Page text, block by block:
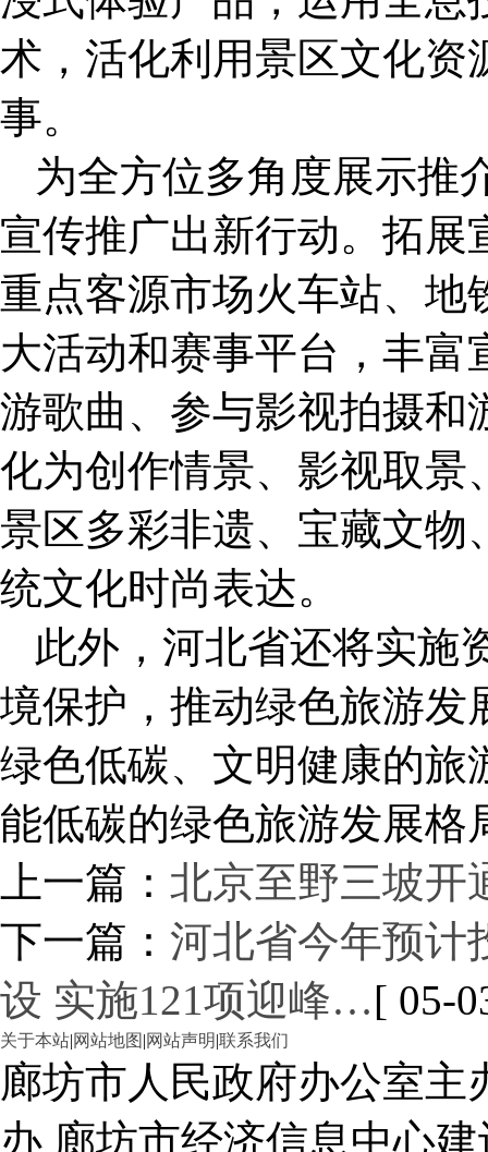
术，活化利用景区文化资
事。
为全方位多角度展示推
宣传推广出新行动。拓展
重点客源市场火车站、地
大活动和赛事平台，丰
游歌曲、参与影视拍摄和
化为创作情景、影视取景
景区多彩非遗、宝藏文物
统文化时尚表达。
此外，河北省还将实施
境保护，推动绿色旅游发
绿色低碳、文明健康的旅
能低碳的绿色旅游发展格
上一篇： 北京至野三坡开
下一篇： 河北省今年预计
设 实施121项迎峰…[ 05-
关于本站|网站地图 |网站声明|联系我们
廊坊市人民政府办公室
办 廊坊市经济信息中心建